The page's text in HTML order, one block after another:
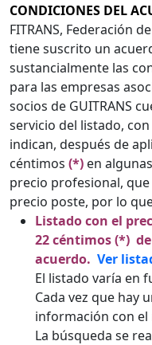
CONDICIONES DEL
FITRANS, Federación
tiene suscrito un
sustancialmente las
para las empresas
socios de GUITRANS
servicio del listado,
indican, después de
céntimos (*) en
precio profesional,
precio poste, por lo
Listado con el
22 céntimos (*) de
acuerdo. Ver
El listado varía en
Cada vez que hay
información con
La búsqueda se